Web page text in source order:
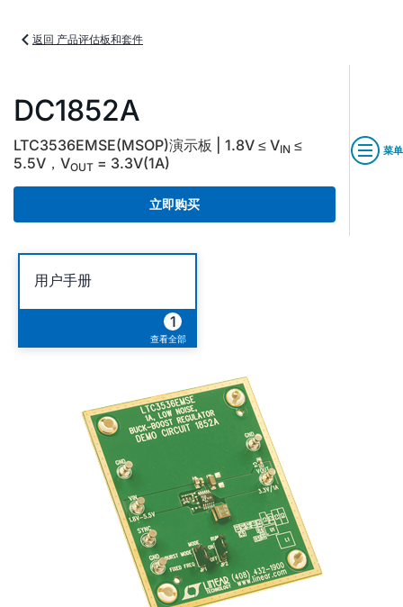
返回 产品评估板和套件
DC1852A
LTC3536EMSE(MSOP)演示板 | 1.8V ≤ VIN ≤
5.5V，VOUT = 3.3V(1A)
立即购买
菜单
用户手册
1
查看全部